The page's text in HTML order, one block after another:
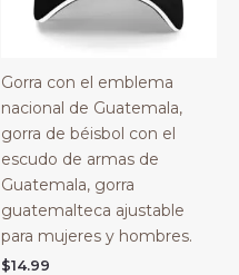
Gorra con el emblema
nacional de Guatemala,
gorra de béisbol con el
escudo de armas de
Guatemala, gorra
guatemalteca ajustable
para mujeres y hombres.
$14.99